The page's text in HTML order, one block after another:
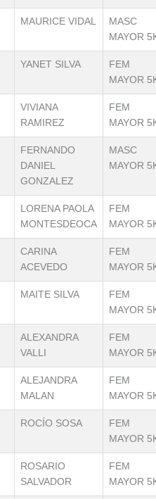
MAURICE VIDAL
MASC
MAYOR
YANET SILVA
FEM
MAYOR
VIVIANA
RAMIREZ
FEM
MAYOR
FERNANDO
DANIEL
GONZALEZ
MASC
MAYOR
LORENA PAOLA
MONTESDEOCA
FEM
MAYOR
CARINA
ACEVEDO
FEM
MAYOR
MAITE SILVA
FEM
MAYOR
ALEXANDRA
VALLI
FEM
MAYOR
ALEJANDRA
MALAN
FEM
MAYOR
ROCÍO SOSA
FEM
MAYOR
ROSARIO
SALVADOR
FEM
MAYOR